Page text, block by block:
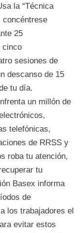
la “Técnica
concéntrese
25
cinco
sesiones de
descanso de 15
tu día.
un millón de
telefónicas,
de RRSS y
roba tu atención,
tu
Basex informa
de
los trabajadores el
evitar estos